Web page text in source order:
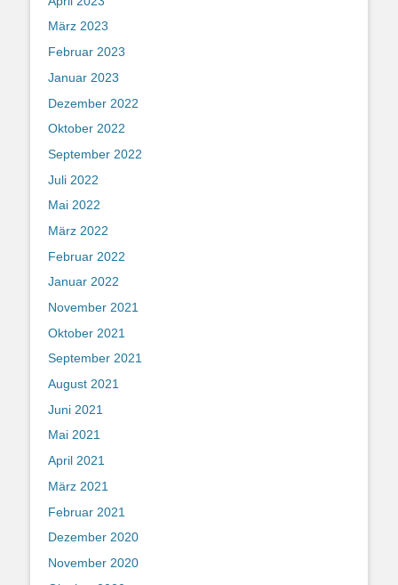
März 2023
Februar 2023
Januar 2023
Dezember 2022
Oktober 2022
September 2022
Juli 2022
Mai 2022
März 2022
Februar 2022
Januar 2022
November 2021
Oktober 2021
September 2021
August 2021
Juni 2021
Mai 2021
April 2021
März 2021
Februar 2021
Dezember 2020
November 2020